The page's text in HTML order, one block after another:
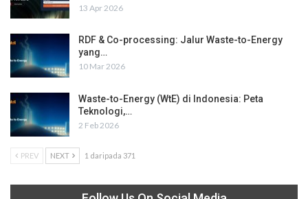
13 Apr 2026
RDF & Co-processing: Jalur Waste-to-Energy
yang…
10 Mar 2026
Waste-to-Energy (WtE) di Indonesia: Peta
Teknologi,…
2 Feb 2026
PREV NEXT 1 daripada 371